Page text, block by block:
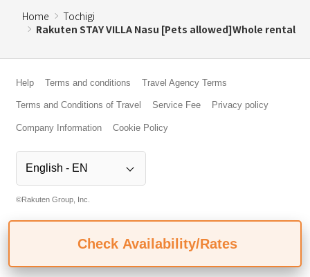
Check Availability/Rates
Home
Tochigi
Rakuten STAY VILLA Nasu [Pets allowed]Whole rental
Help Terms and conditions Travel Agency Terms
Terms and Conditions of Travel Service Fee Privacy policy
Company Information Cookie Policy
©Rakuten Group, Inc.